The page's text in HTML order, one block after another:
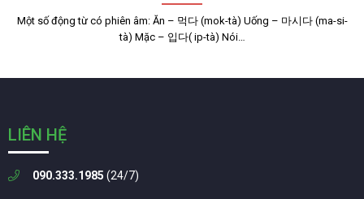
Một số động từ có phiên âm: Ăn – 먹다 (mok-tà) Uống – 마시다 (ma-si-
tà) Mặc – 입다( ip-tà) Nói…
LIÊN HỆ
090.333.1985 (24/7)